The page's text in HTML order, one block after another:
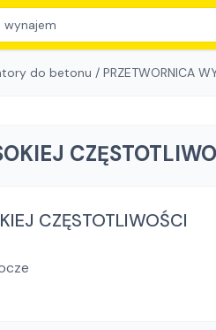
wynajem
do betonu / PRZETWORNICA
CZĘSTOTLIWOŚCI